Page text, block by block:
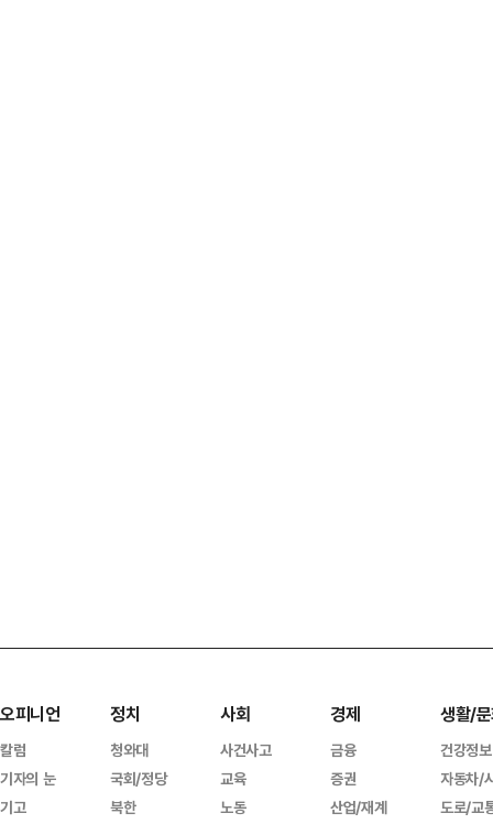
오피니언
칼럼
기자의 눈
기고
정치
청와대
국회/정당
북한
사회
사건사고
교육
노동
경제
금융
증권
산업/재계
생활/
건강정보
자동차/
도로/교